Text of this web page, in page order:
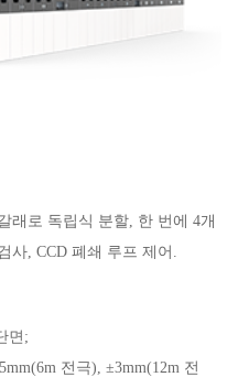
래로 독립식 분할, 한 번에 4개
사, CCD 폐쇄 루프 제어.
면;
전극), ±3mm(12m 전